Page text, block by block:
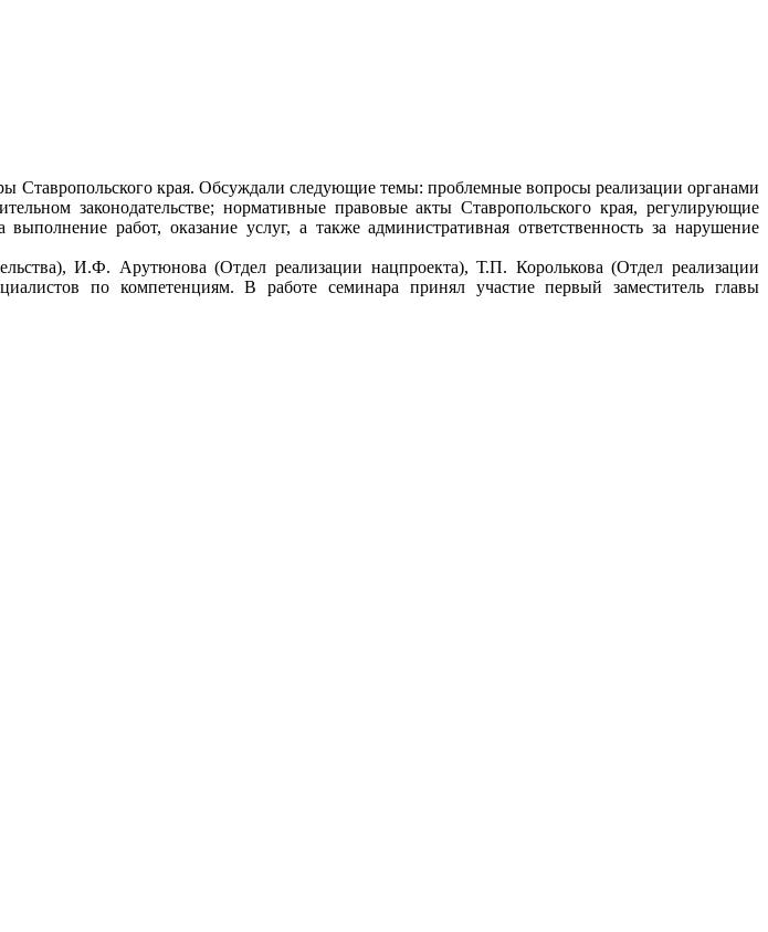
Ставропольского края. Обсуждали следующие темы: проблемные вопросы реализации органами
законодательстве; нормативные правовые акты Ставропольского края, регулирующие
работ, оказание услуг, а также административная ответственность за нарушение
И.Ф. Арутюнова (Отдел реализации нацпроекта), Т.П. Королькова (Отдел реализации
по компетенциям. В работе семинара принял участие первый заместитель главы